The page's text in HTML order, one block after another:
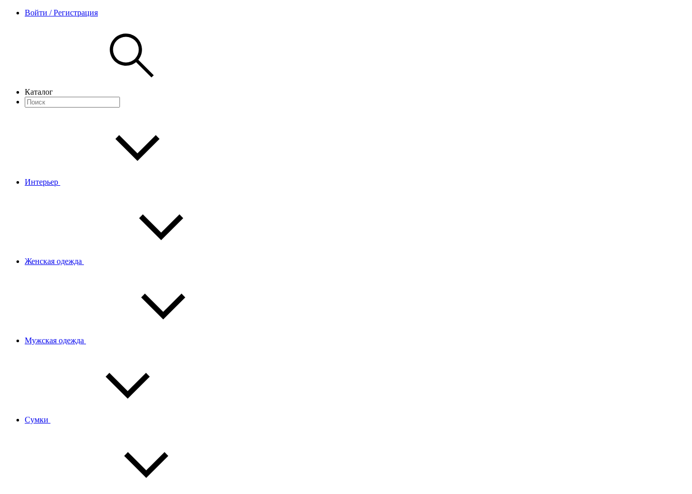
Войти / Регистрация
Каталог
Интерьер
Женская одежда
Мужская одежда
Сумки